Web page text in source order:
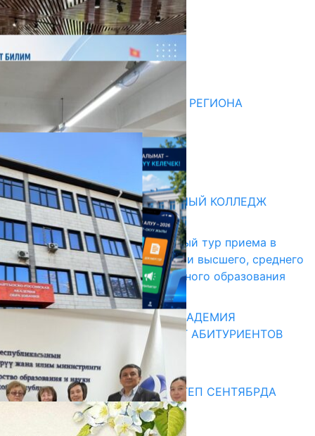
Комментарии
Последние новости
ДЛЯ МЕТОДИСТОВ ЮЖНОГО РЕГИОНА
НАЧАЛОСЬ ОБУЧЕНИЕ
05.08.2026
31.07.2026
Абитуриент
БИШКЕКСКИЙ УНИВЕРСАЛЬНЫЙ КОЛЛЕДЖ
17.07.2026
В Кыргызстане начался первый тур приема в
образовательные организации высшего, среднего
и начального профессионального образования
13.07.2026
КЫРГЫЗКО-РОССИЙСКАЯ АКАДЕМИЯ
ОБРАЗОВАНИЯ ПРИГЛАШАЕТ АБИТУРИЕНТОВ
10.07.2026
Медиа
СУЗАКТА 750 ОРУНДУУ МЕКТЕП СЕНТЯБРДА
ПАЙДАЛАНУУГА БЕРИЛЕТ
07.08.2025